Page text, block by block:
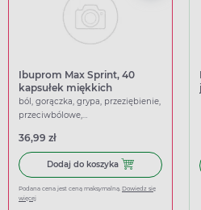
Ibuprom Max Sprint, 40
kapsułek miękkich
ból, gorączka, grypa, przeziębienie,
przeciwbólowe,
36,99 zł
Dodaj do koszyka Dodaj do koszyka
Podana cena jest ceną maksymalną. Dowiedz się
więcej